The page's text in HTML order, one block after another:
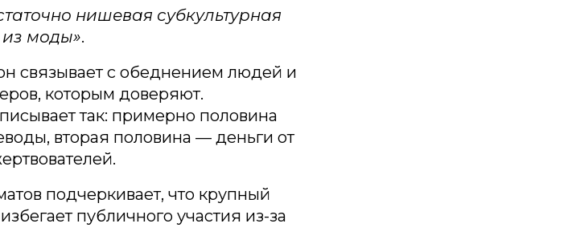
нишевая субкультурная
моды».
связывает с обеднением людей и
которым доверяют.
так: примерно половина
вторая половина — деньги от
подчеркивает, что крупный
публичного участия из-за